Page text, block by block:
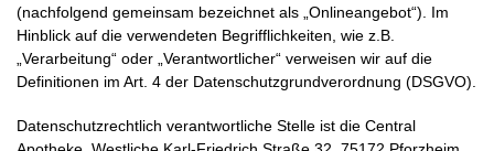
(nachfolgend gemeinsam bezeichnet als „Onlineangebot“). Im
Hinblick auf die verwendeten Begrifflichkeiten, wie z.B.
„Verarbeitung“ oder „Verantwortlicher“ verweisen wir auf die
Definitionen im Art. 4 der Datenschutzgrundverordnung (DSGVO).
Datenschutzrechtlich verantwortliche Stelle ist die Central